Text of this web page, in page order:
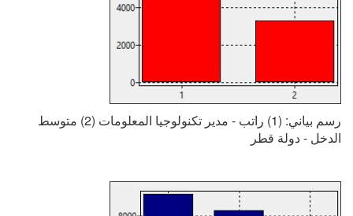
رسم بياني: (1) راتب - مدير تكنولوجيا المعلومات (2) متوسط
الدخل - دولة قطر